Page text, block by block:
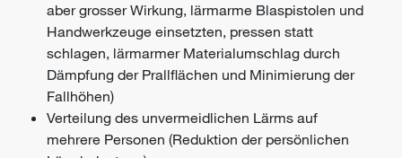
aber grosser Wirkung, lärmarme Blaspistolen und
Handwerkzeuge einsetzten, pressen statt
schlagen, lärmarmer Materialumschlag durch
Dämpfung der Prallflächen und Minimierung der
Fallhöhen)
Verteilung des unvermeidlichen Lärms auf
mehrere Personen (Reduktion der persönlichen